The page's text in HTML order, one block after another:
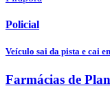
Policial
Veículo sai da pista e cai
Farmácias de